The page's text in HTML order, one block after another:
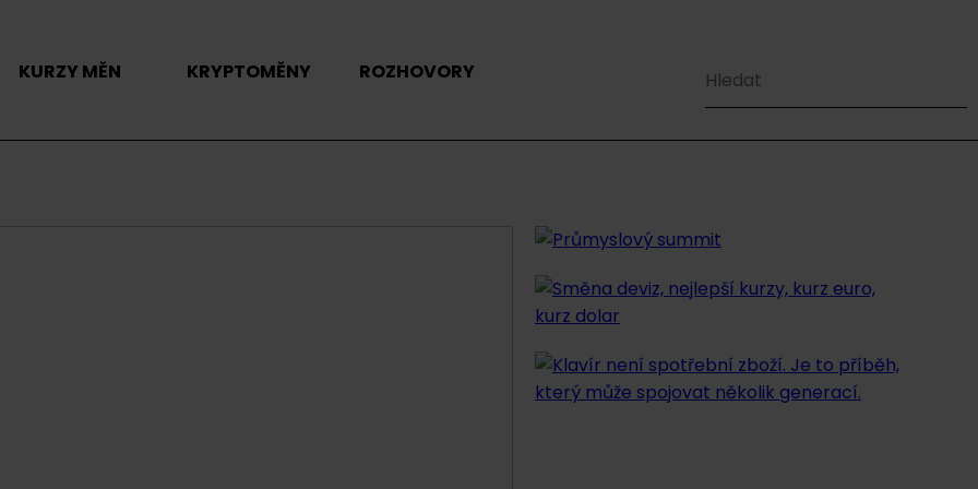
KURZY MĚN KRYPTOMĚNY ROZHOVORY